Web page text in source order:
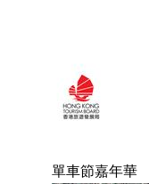
單車節嘉年華